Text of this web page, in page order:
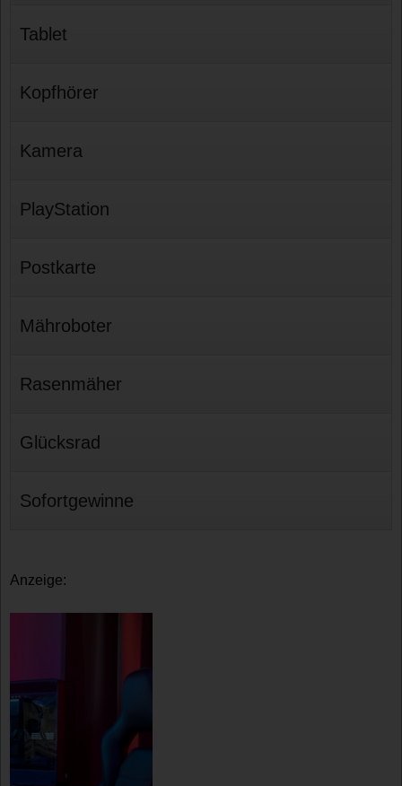
Tablet
Kopfhörer
Kamera
PlayStation
Postkarte
Mähroboter
Rasenmäher
Glücksrad
Sofortgewinne
Anzeige: